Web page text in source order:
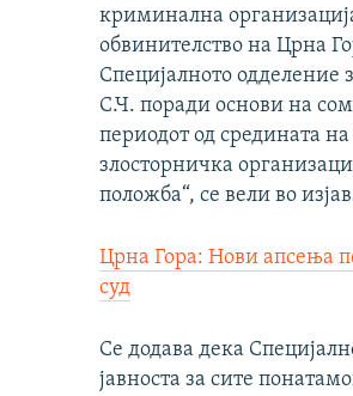
криминална
обвинителство на Црна
Специјалното одделение
С.Ч. поради основи на
периодот од средината
злосторничка
положба“, се вели во
Црна Гора: Нови апсења
суд
Се додава дека
јавноста за сите